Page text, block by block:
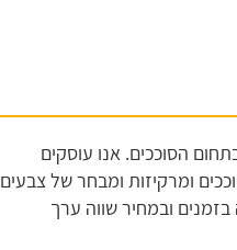
ניסיון רב שנים בתחום הסוככים. אנו עוסקים
ומרקיזות ומבחר של צבעים
ובמחיר שווה ערך